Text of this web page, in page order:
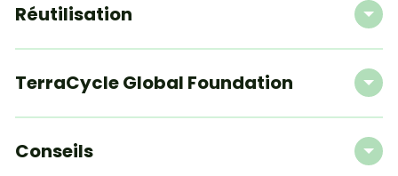
Réutilisation
TerraCycle Global Foundation
Conseils